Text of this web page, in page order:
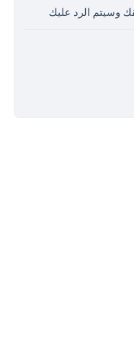
وسيتم الرد عليك